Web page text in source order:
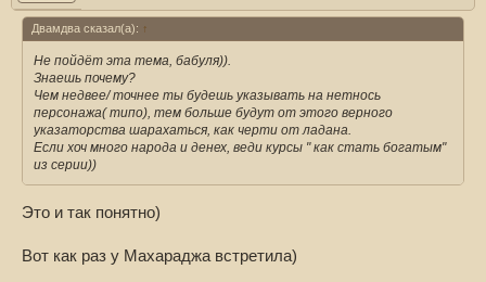
Двамдва сказал(а): ↑
Не пойдёт эта тема, бабуля)).
Знаешь почему?
Чем недвее/ точнее ты будешь указывать на нетнось
персонажа( типо), тем больше будут от этого верного
указаторства шарахаться, как черти от ладана.
Если хоч много народа и денех, веди курсы " как стать богатым"
из серии))
Это и так понятно)
Вот как раз у Махараджа встретила)